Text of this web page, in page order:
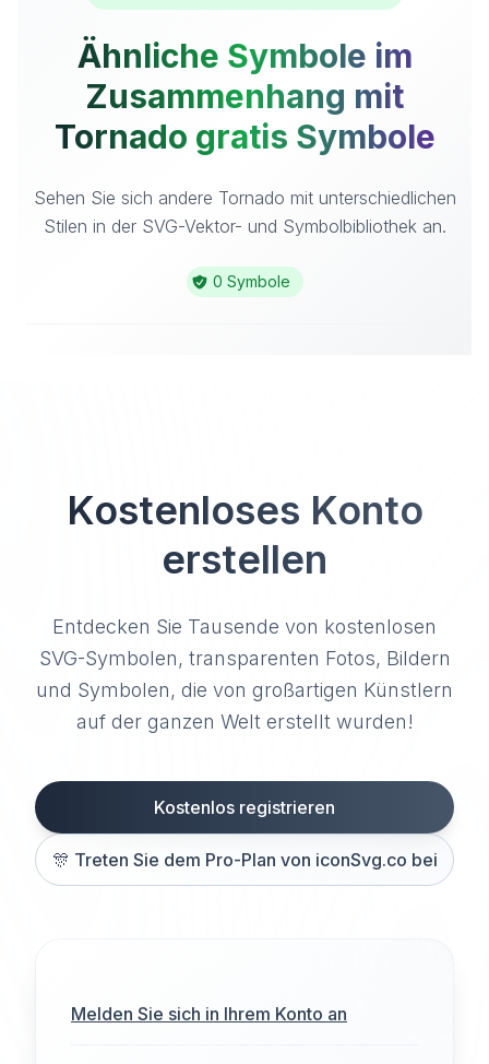
Ähnliche Symbole im
Zusammenhang mit
Tornado gratis Symbole
Sehen Sie sich andere Tornado mit unterschiedlichen
Stilen in der SVG-Vektor- und Symbolbibliothek an.
0 Symbole
Kostenloses Konto
erstellen
Entdecken Sie Tausende von kostenlosen
SVG-Symbolen, transparenten Fotos, Bildern
und Symbolen, die von großartigen Künstlern
auf der ganzen Welt erstellt wurden!
Kostenlos registrieren
🎊 Treten Sie dem Pro-Plan von iconSvg.co bei
Melden Sie sich in Ihrem Konto an